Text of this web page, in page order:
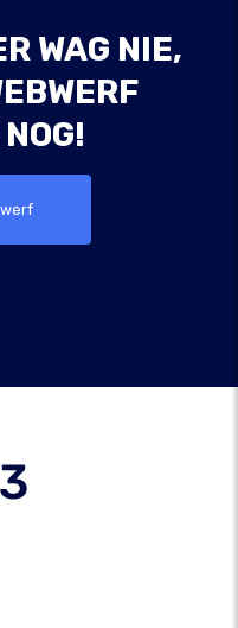
WAG NIE,